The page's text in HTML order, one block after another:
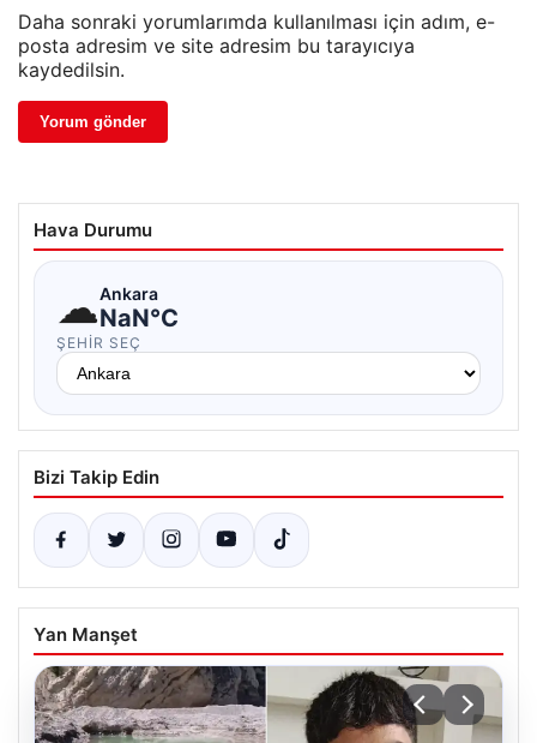
Daha sonraki yorumlarımda kullanılması için adım, e-
posta adresim ve site adresim bu tarayıcıya
kaydedilsin.
Hava Durumu
☁Ankara
NaN°C
ŞEHIR SEÇ
Bizi Takip Edin
Yan Manşet